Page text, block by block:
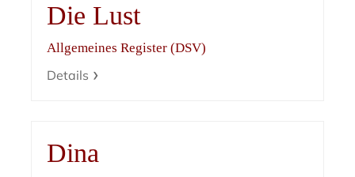
Die Lust
Allgemeines Register (DSV)
Details
Dina